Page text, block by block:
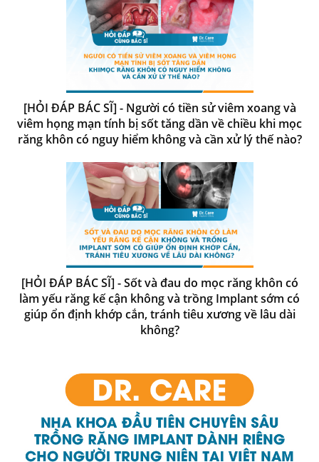
[HỎI ĐÁP BÁC SĨ] - Người có tiền sử viêm xoang và
viêm họng mạn tính bị sốt tăng dần về chiều khi mọc
răng khôn có nguy hiểm không và cần xử lý thế nào?
[HỎI ĐÁP BÁC SĨ] - Sốt và đau do mọc răng khôn có
làm yếu răng kế cận không và trồng Implant sớm có
giúp ổn định khớp cắn, tránh tiêu xương về lâu dài
không?